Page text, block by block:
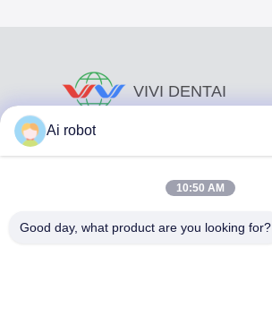
VIVI DENTAI
Ai robot
10:50 AM
Good day, what product are you looking for?